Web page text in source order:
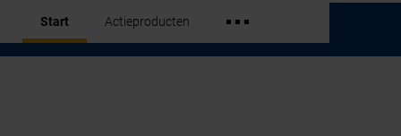
Start Actieproducten